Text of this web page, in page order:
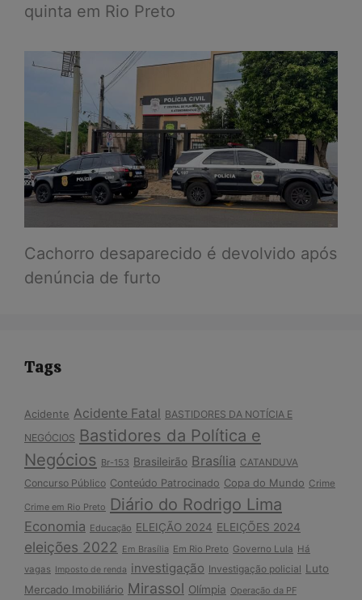
quinta em Rio Preto
Cachorro desaparecido é devolvido após
denúncia de furto
Tags
Acidente Acidente Fatal BASTIDORES DA NOTÍCIA E
NEGÓCIOS Bastidores da Política e
Negócios Br-153 Brasileirão Brasília CATANDUVA
Concurso Público Conteúdo Patrocinado Copa do Mundo Crime
Crime em Rio Preto Diário do Rodrigo Lima
Economia Educação ELEIÇÃO 2024 ELEIÇÕES 2024
eleições 2022 Em Brasília Em Rio Preto Governo Lula Há
vagas Imposto de renda investigação Investigação policial Luto
Mercado Imobiliário Mirassol Olímpia Operação da PF